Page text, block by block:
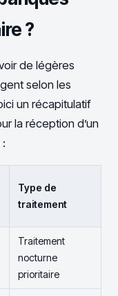
?
de légères
selon les
un récapitulatif
la réception d’un
Type de
traitement
Traitement
nocturne
prioritaire